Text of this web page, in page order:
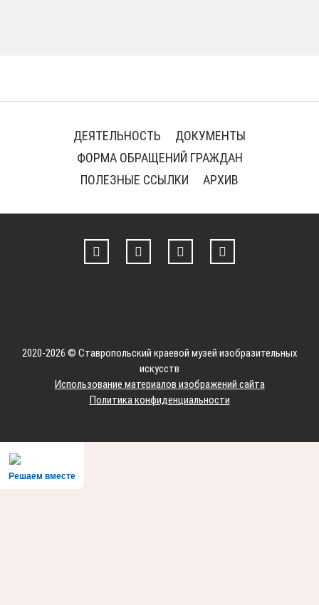
ДЕЯТЕЛЬНОСТЬ
ДОКУМЕНТЫ
ФОРМА ОБРАЩЕНИЙ ГРАЖДАН
ПОЛЕЗНЫЕ ССЫЛКИ
АРХИВ
2020-2026 © Ставропольский краевой музей изобразительных
искусств
Использование материалов изображений сайта
Политика конфиденциальности
Решаем вместе